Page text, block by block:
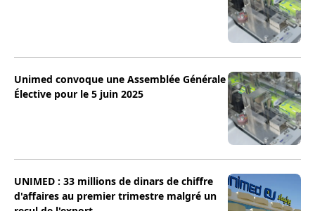
Unimed convoque une Assemblée Générale
Élective pour le 5 juin 2025
UNIMED : 33 millions de dinars de chiffre
d'affaires au premier trimestre malgré un